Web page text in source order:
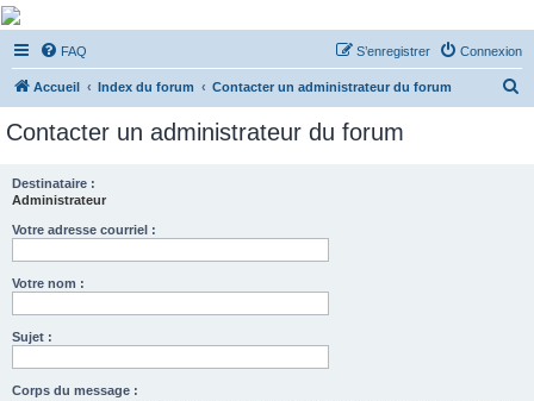
De Musicae Militari -
Forums
Forums de discussions
FAQ Connexion
S’enregistrer
Accueil Index du forum Contacter un administrateur du forum
Contacter un administrateur du forum
Destinataire :
Administrateur
Votre adresse courriel :
Votre nom :
Sujet :
Corps du message :